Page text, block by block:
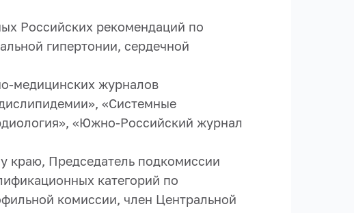
Российских рекомендаций по
гипертонии, сердечной
медицинских журналов
«Системные
«Южно-Российский журнал
краю, Председатель подкомиссии
категорий по
комиссии, член Центральной